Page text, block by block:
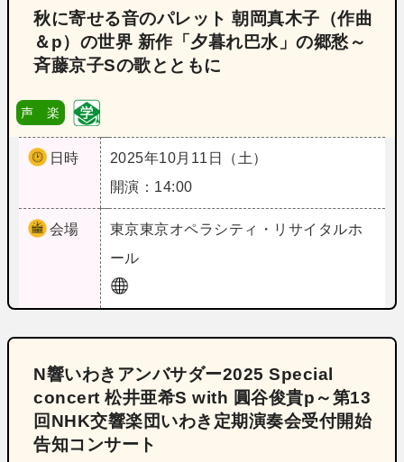
秋に寄せる音のパレット 朝岡真木子（作曲
＆p）の世界 新作「夕暮れ巴水」の郷愁～
斉藤京子Sの歌とともに
声 楽
日時
2025年10月11日（土）
開演：14:00
会場 東京東京オペラシティ・リサイタルホ
ール
N響いわきアンバサダー2025 Special
concert 松井亜希S with 圓谷俊貴p～第13
回NHK交響楽団いわき定期演奏会受付開始
告知コンサート